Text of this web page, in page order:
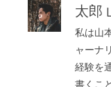
太郎
私は山
ャーナ
経験を
書くこ